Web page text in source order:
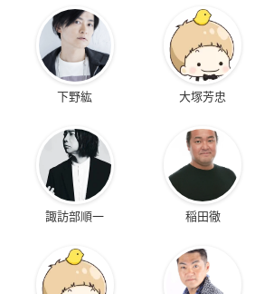
下野紘 大塚芳忠
諏訪部順一 稲田徹